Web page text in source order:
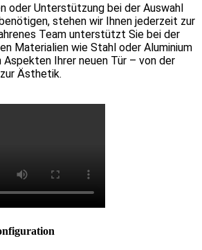
oder Unterstützung bei der Auswahl
stehen wir Ihnen jederzeit zur
Team unterstützt Sie bei der
Materialien wie Stahl oder Aluminium
Aspekten Ihrer neuen Tür – von der
Ästhetik.